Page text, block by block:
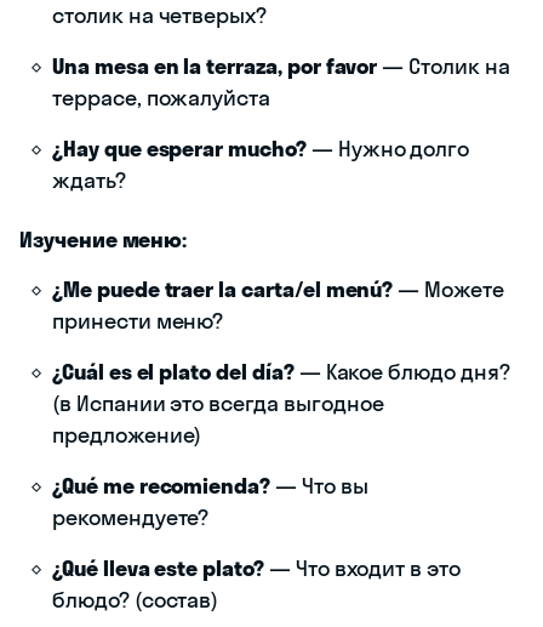
столик на четверых?
Una mesa en la terraza, por favor— Столик на
террасе, пожалуйста
¿Hay que esperar mucho?— Нужно долго
ждать?
Изучение меню:
¿Me puede traer la carta/el menú?— Можете
принести меню?
¿Cuál es el plato del día?— Какое блюдо дня?
(в Испании это всегда выгодное
предложение)
¿Qué me recomienda?— Что вы
рекомендуете?
¿Qué lleva este plato?— Что входит в это
блюдо? (состав)